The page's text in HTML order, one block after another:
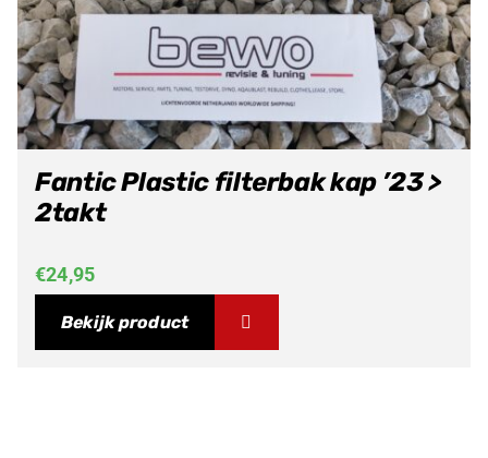
Fantic Plastic filterbak kap ’23 >
2takt
€24,95
Bekijk product